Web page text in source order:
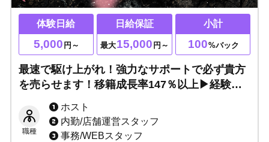
体験日給
5,000 円～
日給保証
最大15,000 円～
小計
100%バック
最速で駆け上がれ！強力なサポートで必ず貴方
を売らせます！移籍成長率147％以上▶経験者3
カ月総売100％バック！未経験でもMAX月収50
万円！必要なのは貴方の本気と情熱です！
職種
ホスト
内勤/店舗運営スタッフ
事務/WEBスタッフ